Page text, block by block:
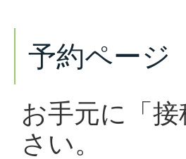
予約ページ
お手元に「
さい。